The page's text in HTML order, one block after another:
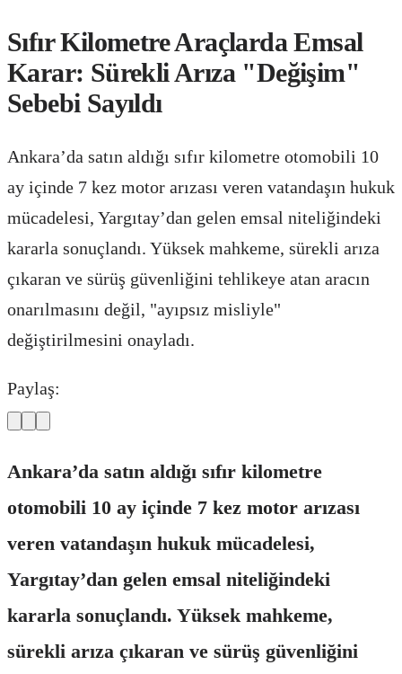
Sıfır Kilometre Araçlarda Emsal
Karar: Sürekli Arıza "Değişim"
Sebebi Sayıldı
Ankara’da satın aldığı sıfır kilometre otomobili 10
ay içinde 7 kez motor arızası veren vatandaşın hukuk
mücadelesi, Yargıtay’dan gelen emsal niteliğindeki
kararla sonuçlandı. Yüksek mahkeme, sürekli arıza
çıkaran ve sürüş güvenliğini tehlikeye atan aracın
onarılmasını değil, "ayıpsız misliyle"
değiştirilmesini onayladı.
Paylaş:
Ankara’da satın aldığı sıfır kilometre
otomobili 10 ay içinde 7 kez motor arızası
veren vatandaşın hukuk mücadelesi,
Yargıtay’dan gelen emsal niteliğindeki
kararla sonuçlandı. Yüksek mahkeme,
sürekli arıza çıkaran ve sürüş güvenliğini